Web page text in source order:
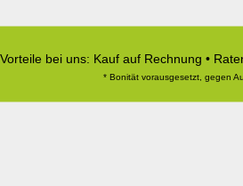
bei uns: Kauf auf Rechnung •
* Bonität vorausgesetzt, gegen